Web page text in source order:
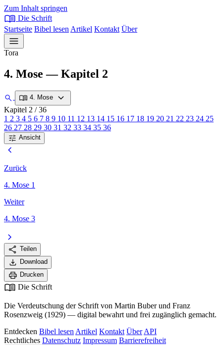
Zum Inhalt springen
menu_book Die Schrift
Startseite Bibel lesen Artikel Kontakt Über
menu
Tora
4. Mose — Kapitel 2
search menu_book 4. Mose expand_more
Kapitel 2 / 36
1 2 3 4 5 6 7 8 9 10 11 12 13 14 15 16 17 18 19 20 21 22 23 24 25
26 27 28 29 30 31 32 33 34 35 36
tune Ansicht
chevron_left
Zurück
4. Mose 1
Weiter
4. Mose 3
chevron_right
share Teilen
download Download
print Drucken
menu_book Die Schrift
Die Verdeutschung der Schrift von Martin Buber und Franz
Rosenzweig (1929) — digital bewahrt und frei zugänglich gemacht.
Entdecken Bibel lesen Artikel Kontakt Über API
Rechtliches Datenschutz Impressum Barrierefreiheit